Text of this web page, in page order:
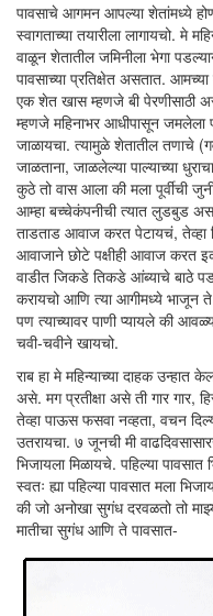
पावसाचे आगमन आपल्या शेतांमध्ये
स्वागताच्या तयारीला लागायचो. मे
वाळून शेतातील जमिनीला भेगा
पावसाच्या प्रतिक्षेत असतात.
एक शेत खास म्हणजे बी पेरणीसाठी
म्हणजे महिनाभर आधीपासून जमलेला
जाळायचा. त्यामुळे शेतातील तणाचे
जाळताना, जाळलेल्या पाल्याच्या
कुठे तो वास आला की मला पूर्वीची
आम्हा बच्चेकंपनीची त्यात लुडबुड
ताडताड आवाज करत पेटायचं, तेव्हा
आवाजाने छोटे पक्षीही आवाज करत
वाडीत जिकडे तिकडे आंब्याचे बाठे
करायचो आणि त्या आगीमध्ये भाजून
पण त्याच्यावर पाणी प्यायले की
चवी‌-चवीने खायचो.
राब हा मे महिन्याच्या दाहक उन्हात
असे. मग प्रतीक्षा असे ती गार गार,
तेव्हा पाऊस फसवा नव्हता, वचन
उतरायचा. ७ जूनची मी
भिजायला मिळायचे. पहिल्या
स्वतः ह्या पहिल्या पावसात मला
की जो अनोखा सुगंध दरवळतो तो
मातीचा सुगंध आणि ते पावसात-